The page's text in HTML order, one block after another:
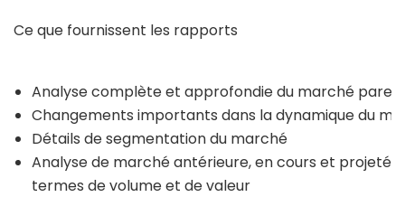
Ce que fournissent les rapports
Analyse complète et approfondie du marché
Changements importants dans la dynamique du
Détails de segmentation du marché
Analyse de marché antérieure, en cours et projetée
termes de volume et de valeur